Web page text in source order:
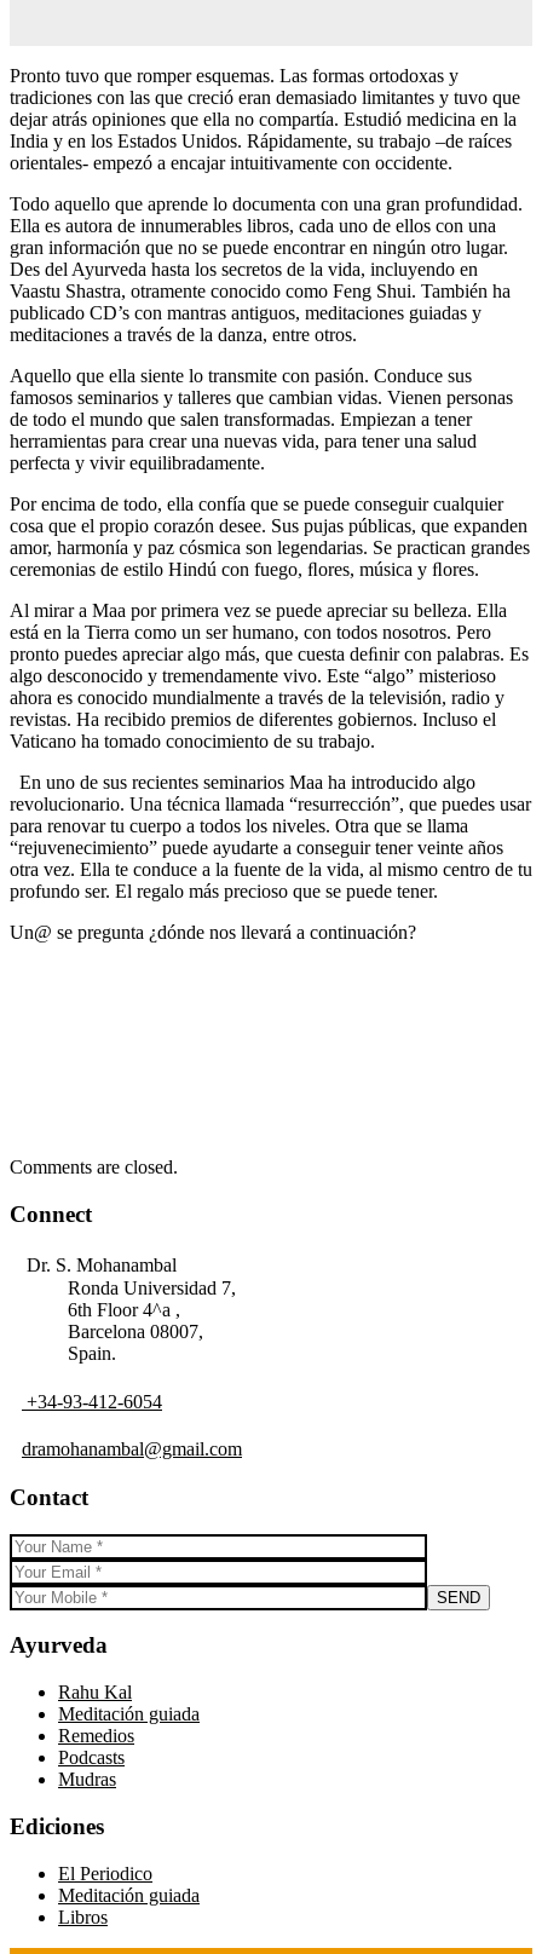
Pronto tuvo que romper esquemas. Las formas ortodoxas y
tradiciones con las que creció eran demasiado limitantes y tuvo que
dejar atrás opiniones que ella no compartía. Estudió medicina en la
India y en los Estados Unidos. Rápidamente, su trabajo –de raíces
orientales- empezó a encajar intuitivamente con occidente.
Todo aquello que aprende lo documenta con una gran profundidad.
Ella es autora de innumerables libros, cada uno de ellos con una
gran información que no se puede encontrar en ningún otro lugar.
Des del Ayurveda hasta los secretos de la vida, incluyendo en
Vaastu Shastra, otramente conocido como Feng Shui. También ha
publicado CD’s con mantras antiguos, meditaciones guiadas y
meditaciones a través de la danza, entre otros.
Aquello que ella siente lo transmite con pasión. Conduce sus
famosos seminarios y talleres que cambian vidas. Vienen personas
de todo el mundo que salen transformadas. Empiezan a tener
herramientas para crear una nuevas vida, para tener una salud
perfecta y vivir equilibradamente.
Por encima de todo, ella confía que se puede conseguir cualquier
cosa que el propio corazón desee. Sus pujas públicas, que expanden
amor, harmonía y paz cósmica son legendarias. Se practican grandes
ceremonias de estilo Hindú con fuego, ﬂores, música y ﬂores.
Al mirar a Maa por primera vez se puede apreciar su belleza. Ella
está en la Tierra como un ser humano, con todos nosotros. Pero
pronto puedes apreciar algo más, que cuesta deﬁnir con palabras. Es
algo desconocido y tremendamente vivo. Este “algo” misterioso
ahora es conocido mundialmente a través de la televisión, radio y
revistas. Ha recibido premios de diferentes gobiernos. Incluso el
Vaticano ha tomado conocimiento de su trabajo.
En uno de sus recientes seminarios Maa ha introducido algo
revolucionario. Una técnica llamada “resurrección”, que puedes usar
para renovar tu cuerpo a todos los niveles. Otra que se llama
“rejuvenecimiento” puede ayudarte a conseguir tener veinte años
otra vez. Ella te conduce a la fuente de la vida, al mismo centro de tu
profundo ser. El regalo más precioso que se puede tener.
Un@ se pregunta ¿dónde nos llevará a continuación?
Comments are closed.
Connect
Dr. S. Mohanambal
Ronda Universidad 7,
6th Floor 4^a ,
Barcelona 08007,
Spain.
+34-93-412-6054
dramohanambal@gmail.com
Contact
Ayurveda
Rahu Kal
Meditación guiada
Remedios
Podcasts
Mudras
Ediciones
El Periodico
Meditación guiada
Libros